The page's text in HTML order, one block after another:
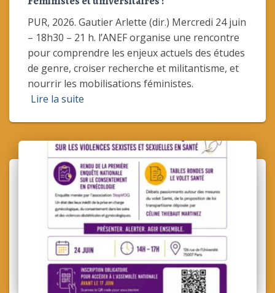
PUR, 2026. Gautier Arlette (dir.) Mercredi 24 juin
– 18h30 – 21 h. l’ANEF organise une rencontre
pour comprendre les enjeux actuels des études
de genre, croiser recherche et militantisme, et
nourrir les mobilisations féministes.
Lire la suite